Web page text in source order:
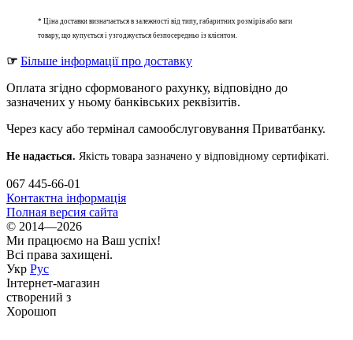
* Ціна доставки визначається в залежності від типу, габаритних розмірів або ваги
товару, що купується і узгоджується безпосередньо із клієнтом.
☞ Більше інформації про доставку
Оплата згідно сформованого рахунку, відповідно до
зазначених у ньому банківських реквізитів.
Через касу або термінал самообслуговування Приватбанку.
Не надається. Якість товара зазначено у відповідному сертифікаті.
067 445-66-01
Контактна інформація
Полная версия сайта
© 2014—2026
Ми працюємо на Ваш успіх!
Всі права захищені.
Укр Рус
Інтернет-магазин
створений з
Хорошоп